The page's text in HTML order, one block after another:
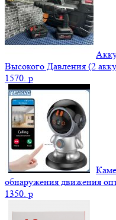
Высокого Давления (2
1570. p
обнаружения движения
1350. p